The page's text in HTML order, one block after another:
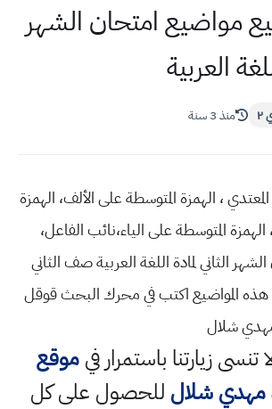
مواضيع امتحان الشهر
العربية
منذ 3 سنة
، الهمزة المتوسطة على الألف، الهمزة
المتوسطة على الياء،نائب الفاعل،
الثاني لمادة اللغة العربية صف الثاني
المواضيع اكتب في محرك البحث قوقل
شلال
تنسى زيارتنا باستمرار فيموقع
مهدي شلال للحصول على كل